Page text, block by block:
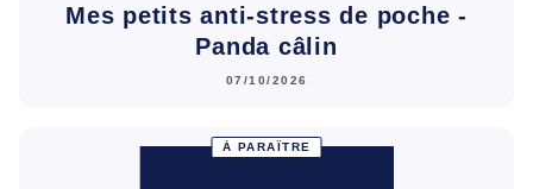
Mes petits anti-stress de poche -
Panda câlin
07/10/2026
À PARAÎTRE